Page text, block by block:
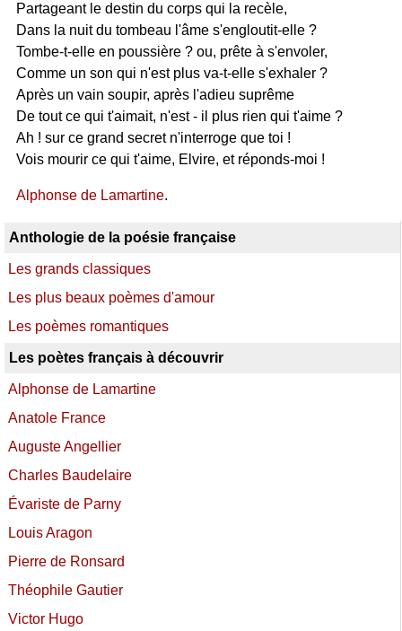
Partageant le destin du corps qui la recèle,
Dans la nuit du tombeau l'âme s'engloutit-elle ?
Tombe-t-elle en poussière ? ou, prête à s'envoler,
Comme un son qui n'est plus va-t-elle s'exhaler ?
Après un vain soupir, après l'adieu suprême
De tout ce qui t'aimait, n'est - il plus rien qui t'aime ?
Ah ! sur ce grand secret n'interroge que toi !
Vois mourir ce qui t'aime, Elvire, et réponds-moi !
Alphonse de Lamartine.
Anthologie de la poésie française
Les grands classiques
Les plus beaux poèmes d'amour
Les poèmes romantiques
Les poètes français à découvrir
Alphonse de Lamartine
Anatole France
Auguste Angellier
Charles Baudelaire
Évariste de Parny
Louis Aragon
Pierre de Ronsard
Théophile Gautier
Victor Hugo